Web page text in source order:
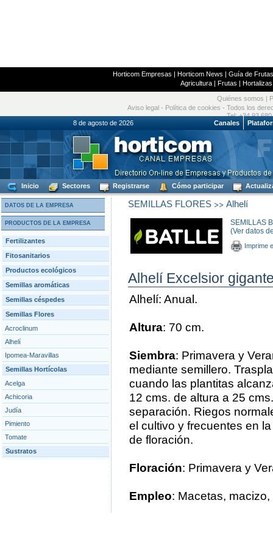
Horticom Empresas | Horticom News | Guía de
Agricultura| Frutas | Hortalizas
Quiénes somos
Aviso legal - Política de cookies - Todos los
Tel: +34 93
8 de agosto de 2026
Canales
Inicio Sectores Registrarse Cómo participar
DATOS DE LA EMPRESA
PRODUCTOS DE LA EMPRESA
Fertilizantes
Fitosanitarios
Productos ecológicos
Semillas aromáticas
Semillas céspedes
Semillas Flores
Acroclinum
Alhelí
Ipomea-Maravillas
Semillas Hortícolas
Acelga
Achicoria
Judía
Pimiento
Tomate
Sustratos
SEMILLAS FLORES>> Alhelí
SEMILLAS
(Ver datos
Imprime
Alhelí Excelsior
Alhelí: Anual.
Altura: 70 cm.
Siembra: Primavera y
mediante semillero.
cuando las plantitas
12 cms. de altura a 25
separación. Riegos
el cultivo y frecuentes en
de floración.
Floración: Primavera y
Empleo: Macetas,